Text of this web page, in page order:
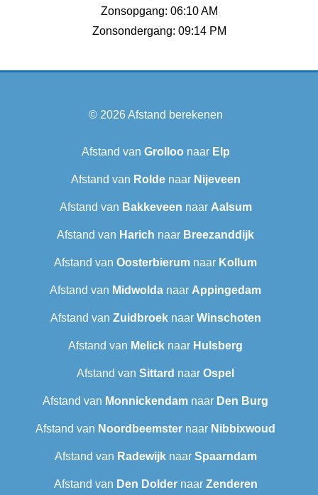
Zonsopgang: 06:10 AM
Zonsondergang: 09:14 PM
© 2026Afstand berekenen
Afstand van Grolloo naar Elp
Afstand van Roldenaar Nijeveen
Afstand van Bakkeveen naar Aalsum
Afstand van Harich naar Breezanddijk
Afstand van Oosterbierum naar Kollum
Afstand van Midwolda naar Appingedam
Afstand van Zuidbroeknaar Winschoten
Afstand van Melick naar Hulsberg
Afstand van Sittard naar Ospel
Afstand van Monnickendam naar Den Burg
Afstand van Noordbeemster naar Nibbixwoud
Afstand van Radewijknaar Spaarndam
Afstand van Den Doldernaar Zenderen